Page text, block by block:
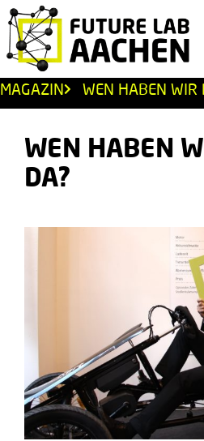
MAGAZIN WEN HABEN WIR
WEN HABEN
DA?